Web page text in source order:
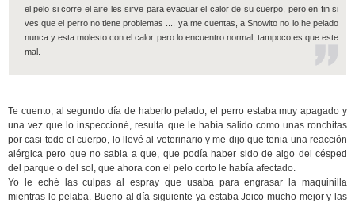
el pelo si corre el aire les sirve para evacuar el calor de su cuerpo, pero en fin si
ves que el perro no tiene problemas .... ya me cuentas, a Snowito no lo he pelado
nunca y esta molesto con el calor pero lo encuentro normal, tampoco es que este
mal.
Te cuento, al segundo día de haberlo pelado, el perro estaba muy apagado y
una vez que lo inspeccioné, resulta que le había salido como unas ronchitas
por casi todo el cuerpo, lo llevé al veterinario y me dijo que tenia una reacción
alérgica pero que no sabia a que, que podía haber sido de algo del césped
del parque o del sol, que ahora con el pelo corto le había afectado.
Yo le eché las culpas al espray que usaba para engrasar la maquinilla
mientras lo pelaba. Bueno al día siguiente ya estaba Jeico mucho mejor y las